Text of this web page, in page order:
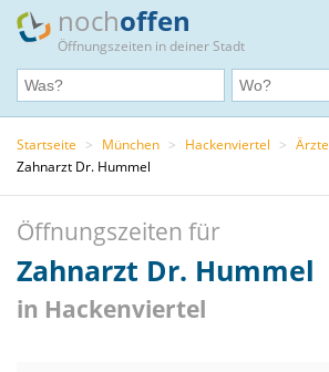
nochoffen
Öffnungszeiten in deiner Stadt
Startseite > München > Hackenviertel > Ärzte
Zahnarzt Dr. Hummel
Öffnungszeiten für
Zahnarzt Dr. Hummel
in Hackenviertel